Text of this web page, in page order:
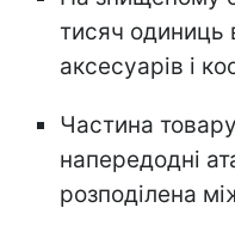
тисяч одиниць
аксесуарів і
Частина
напередодні
розподілена